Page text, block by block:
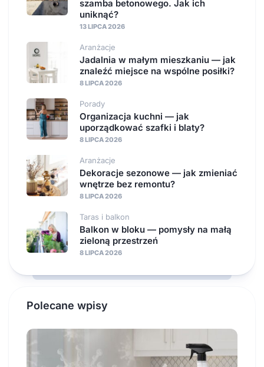
szamba betonowego. Jak ich
uniknąć?
13 LIPCA 2026
Aranżacje
Jadalnia w małym mieszkaniu — jak
znaleźć miejsce na wspólne posiłki?
8 LIPCA 2026
Porady
Organizacja kuchni — jak
uporządkować szafki i blaty?
8 LIPCA 2026
Aranżacje
Dekoracje sezonowe — jak zmieniać
wnętrze bez remontu?
8 LIPCA 2026
Taras i balkon
Balkon w bloku — pomysły na małą
zieloną przestrzeń
8 LIPCA 2026
Polecane wpisy